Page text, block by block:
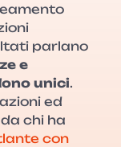
parlano
e
unici.
ed
chi ha
con